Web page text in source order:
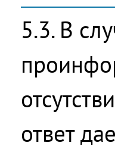
5.3. В
ответ